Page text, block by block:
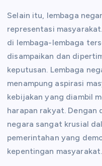
Selain itu, lembaga
representasi
di lembaga-lembaga
disampaikan dan
keputusan. Lembaga
menampung aspirasi
kebijakan yang diambil
harapan rakyat. Dengan
negara sangat krusial
pemerintahan yang
kepentingan masyarakat.